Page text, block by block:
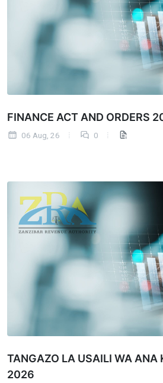
FINANCE ACT AND ORDERS
06 Aug, 26 0
TANGAZO LA USAILI WA ANA
2026